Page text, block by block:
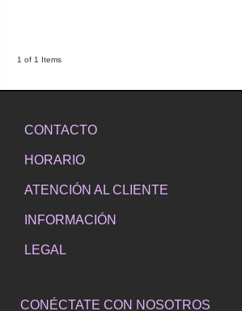
1 of 1 Items
CONTACTO
HORARIO
ATENCIÓN AL CLIENTE
INFORMACIÓN
LEGAL
CONÉCTATE CON NOSOTROS